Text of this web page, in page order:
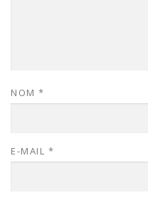
NOM *
E-MAIL *